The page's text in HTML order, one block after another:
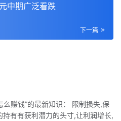
中期广泛看跌
下一篇
么赚钱”的最新知识： 限制损失,保
有有获利潜力的头寸,让利润增长,